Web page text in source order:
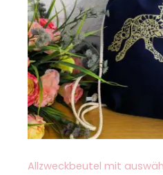
Allzweckbeutel mit